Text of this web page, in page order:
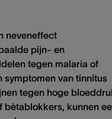
neveneffect
pijn- en
tegen malaria of
symptomen van tinnitus
tegen hoge
bètablokkers, kunnen